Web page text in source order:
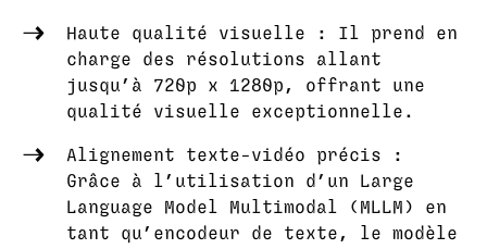
Haute qualité visuelle : Il prend en
charge des résolutions allant
jusqu’à 720p x 1280p, offrant une
qualité visuelle exceptionnelle.
Alignement texte-vidéo précis :
Grâce à l’utilisation d’un Large
Language Model Multimodal (MLLM) en
tant qu’encodeur de texte, le modèle